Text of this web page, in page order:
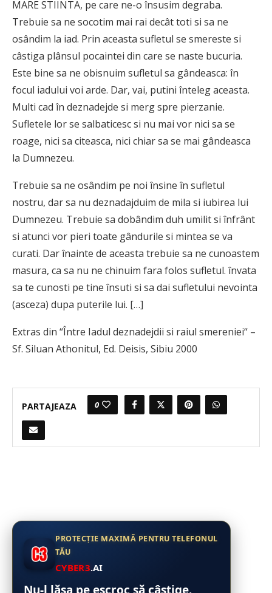
MARE STIINTA, pe care ne-o însusim degraba.
Trebuie sa ne socotim mai rai decât toti si sa ne
osândim la iad. Prin aceasta sufletul se smereste si
câstiga plânsul pocaintei din care se naste bucuria.
Este bine sa ne obisnuim sufletul sa gândeasca: în
focul iadului voi arde. Dar, vai, putini înteleg aceasta.
Multi cad în deznadejde si merg spre pierzanie.
Sufletele lor se salbaticesc si nu mai vor nici sa se
roage, nici sa citeasca, nici chiar sa se mai gândeasca
la Dumnezeu.
Trebuie sa ne osândim pe noi însine în sufletul
nostru, dar sa nu deznadajduim de mila si iubirea lui
Dumnezeu. Trebuie sa dobândim duh umilit si înfrânt
si atunci vor pieri toate gândurile si mintea se va
curati. Dar înainte de aceasta trebuie sa ne cunoastem
masura, ca sa nu ne chinuim fara folos sufletul. învata
sa te cunosti pe tine însuti si sa dai sufletului nevointa
(asceza) dupa puterile lui. […]
Extras din “Între Iadul deznadejdii si raiul smereniei“ –
Sf. Siluan Athonitul, Ed. Deisis, Sibiu 2000
PARTAJEAZA 0
PROTECȚIE MAXIMĂ PENTRU TELEFONUL
TĂU
CYBER3.AI